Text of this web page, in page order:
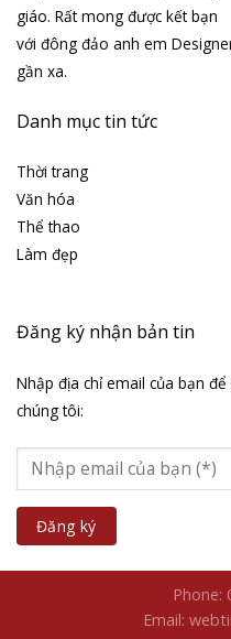
giáo. Rất mong được kết bạn
với đông đảo anh em
gần xa.
Danh mục tin tức
Thời trang
Văn hóa
Thể thao
Làm đẹp
Đăng ký nhận bản tin
Nhập địa chỉ email của bạn
chúng tôi:
Phone:
Email: